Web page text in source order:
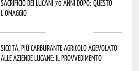
sacrificio dei lucani 70 anni dopo: questo
l’omaggio
Siccità, più carburante agricolo agevolato
alle aziende lucane: il provvedimento